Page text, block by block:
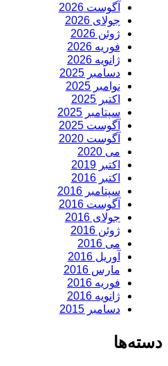
آگوست 2026
جولای 2026
ژوئن 2026
فوریه 2026
ژانویه 2026
دسامبر 2025
نوامبر 2025
اکتبر 2025
سپتامبر 2025
آگوست 2025
آگوست 2020
می 2020
اکتبر 2019
اکتبر 2016
سپتامبر 2016
آگوست 2016
جولای 2016
ژوئن 2016
می 2016
آوریل 2016
مارس 2016
فوریه 2016
ژانویه 2016
دسامبر 2015
دسته‌ها